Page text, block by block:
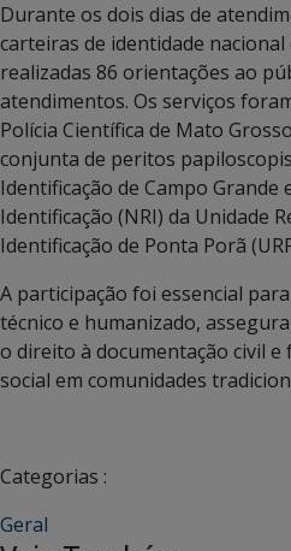
Durante os dois dias de
carteiras de identidade nacional
realizadas 86 orientações ao
atendimentos. Os serviços
Polícia Científica de Mato
conjunta de peritos
Identificação de Campo Grande
Identificação (NRI) da Unidade
Identificação de Ponta Porã
A participação foi essencial
técnico e humanizado,
o direito à documentação civil
social em comunidades
Categorias :
Geral